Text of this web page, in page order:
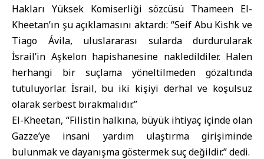
Hakları Yüksek Komiserliği sözcüsü Thameen El-
Kheetan’ın şu açıklamasını aktardı: “Seif Abu Kishk ve
Tiago Ávila, uluslararası sularda durdurularak
İsrail’in Aşkelon hapishanesine nakledildiler. Halen
herhangi bir suçlama yöneltilmeden gözaltında
tutuluyorlar. İsrail, bu iki kişiyi derhal ve koşulsuz
olarak serbest bırakmalıdır.”
El-Kheetan, “Filistin halkına, büyük ihtiyaç içinde olan
Gazze’ye insani yardım ulaştırma girişiminde
bulunmak ve dayanışma göstermek suç değildir.” dedi.